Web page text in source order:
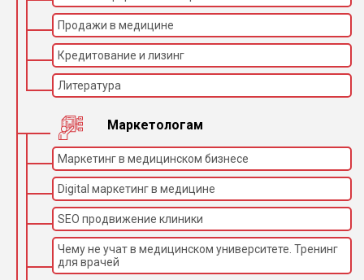
Продажи в медицине
Кредитование и лизинг
Литература
Маркетологам
Маркетинг в медицинском бизнесе
Digital маркетинг в медицине
SEO продвижение клиники
Чему не учат в медицинском университете. Тренинг
для врачей